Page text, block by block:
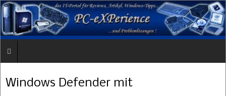
Windows Defender mit